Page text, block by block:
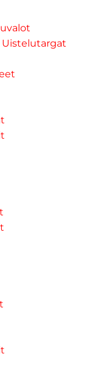
Uistelutargat